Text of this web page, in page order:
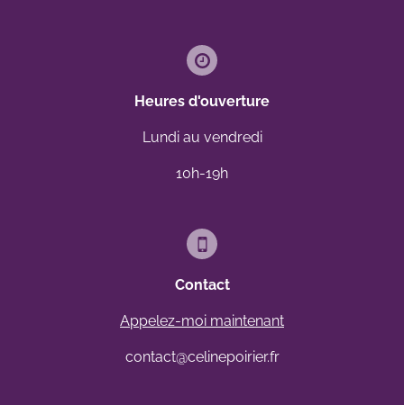
Heures d'ouverture
Lundi au vendredi
10h-19h
Contact
Appelez-moi maintenant
contact@celinepoirier.fr